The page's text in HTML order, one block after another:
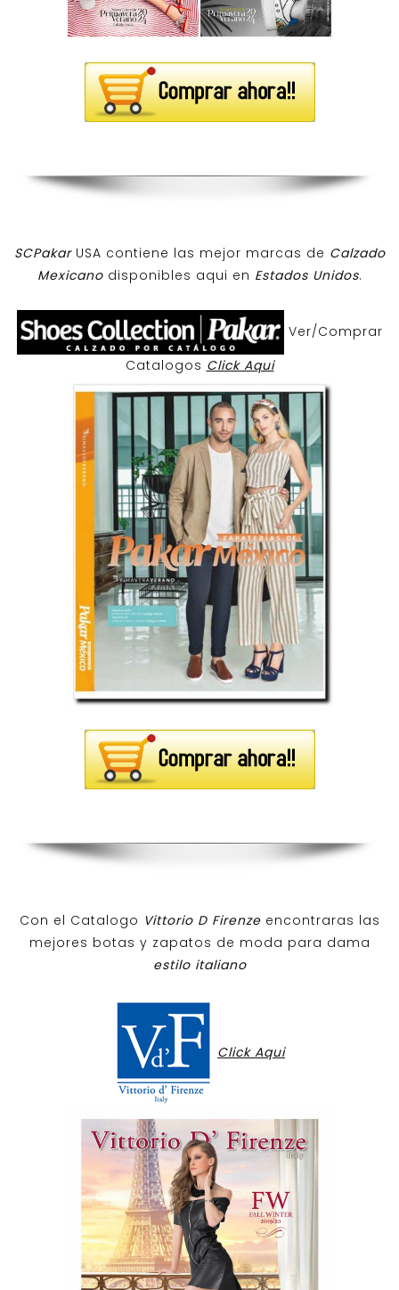
SCPakar USA contiene las mejor marcas de Calzado
Mexicanodisponibles aqui en Estados Unidos.
Ver/Comprar
Catalogos Click Aqui
Con el Catalogo Vittorio D Firenzeencontraras las
mejores botas y zapatos de moda para dama
estilo italiano
Click Aqui